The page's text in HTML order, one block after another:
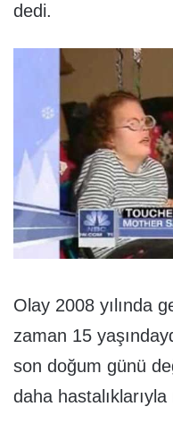
dedi.
Olay 2008 yılında
zaman 15
son doğum günü
daha